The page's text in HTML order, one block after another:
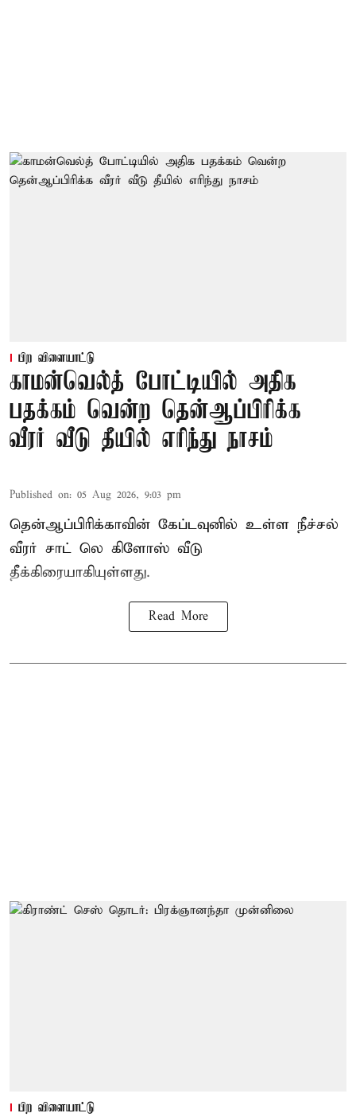
பிற விளையாட்டு
காமன்வெல்த் போட்டியில் அதிக
பதக்கம் வென்ற தென்ஆப்பிரிக்க
வீரர் வீடு தீயில் எரிந்து நாசம்
Published on: 05 Aug 2026, 9:03 pm
தென்ஆப்பிரிக்காவின் கேப்டவுனில் உள்ள நீச்சல்
வீரர் சாட் லெ கிளோஸ் வீடு
தீக்கிரையாகியுள்ளது.
Read More
பிற விளையாட்டு